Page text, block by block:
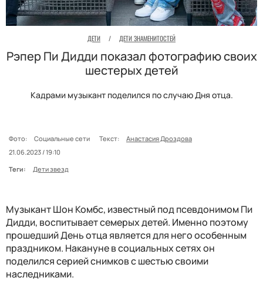
ДЕТИ / ДЕТИ ЗНАМЕНИТОСТЕЙ
Рэпер Пи Дидди показал фотографию своих
шестерых детей
Кадрами музыкант поделился по случаю Дня отца.
Фото: Социальные сети Текст:
Анастасия Дроздова
21.06.2023 / 19:10
Теги:
Дети звезд
Музыкант Шон Комбс, известный под псевдонимом Пи
Дидди, воспитывает семерых детей. Именно поэтому
прошедший День отца является для него особенным
праздником. Накануне в социальных сетях он
поделился серией снимков с шестью своими
наследниками.